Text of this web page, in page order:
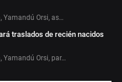
Yamandú Orsi, as…
traslados de recién nacidos
Yamandú Orsi, par…